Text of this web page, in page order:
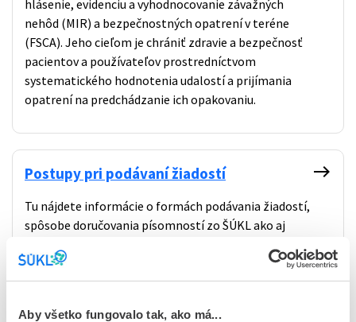
Aby všetko fungovalo tak, ako má...
hlásenie, evidenciu a vyhodnocovanie závažných
nehôd (MIR) a bezpečnostných opatrení v teréne
(FSCA). Jeho cieľom je chrániť zdravie a bezpečnosť
pacientov a používateľov prostredníctvom
systematického hodnotenia udalostí a prijímania
opatrení na predchádzanie ich opakovaniu.
Postupy pri podávaní žiadostí
Tu nájdete informácie o formách podávania žiadostí,
spôsobe doručovania písomností zo ŠÚKL ako aj
vydanie certifikátu voľného predaja (FSC- Free Sale
Certificate).
east